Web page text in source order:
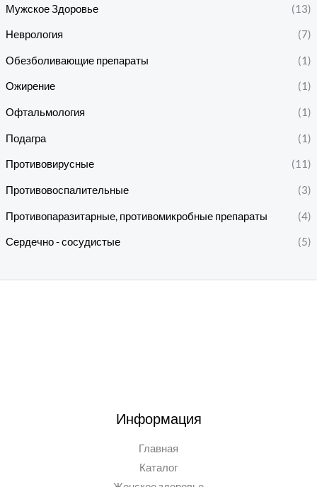
Мужское Здоровье (13)
Неврология (7)
Обезболивающие препараты (1)
Ожирение (1)
Офтальмология (1)
Подагра (1)
Противовирусные (11)
Противовоспалительные (3)
Противопаразитарные, противомикробные препараты (4)
Сердечно - сосудистые (5)
Информация
Главная
Каталог